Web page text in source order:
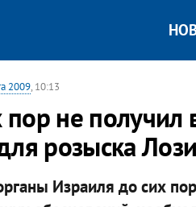
2009, 10:13
не получил
розыска
Израиля до сих